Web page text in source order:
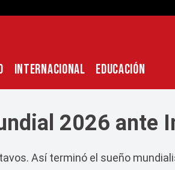
INTERNACIONAL EDUCACIÓN
2026 ante
Así terminó el sueño